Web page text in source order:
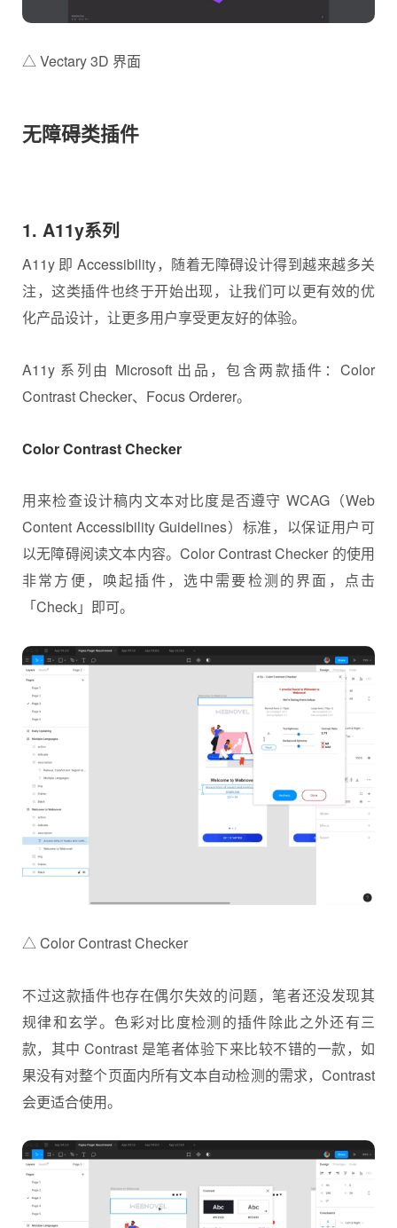
△ Vectary 3D 界面
无障碍类插件
1. A11y系列
A11y 即 Accessibility，随着无障碍设计得到越来越多关
注，这类插件也终于开始出现，让我们可以更有效的优
化产品设计，让更多用户享受更友好的体验。
A11y 系列由 Microsoft 出品，包含两款插件：Color
Contrast Checker、Focus Orderer。
Color Contrast Checker
用来检查设计稿内文本对比度是否遵守 WCAG（Web
Content Accessibility Guidelines）标准，以保证用户可
以无障碍阅读文本内容。Color Contrast Checker 的使用
非常方便，唤起插件，选中需要检测的界面，点击
「Check」即可。
△ Color Contrast Checker
不过这款插件也存在偶尔失效的问题，笔者还没发现其
规律和玄学。色彩对比度检测的插件除此之外还有三
款，其中 Contrast 是笔者体验下来比较不错的一款，如
果没有对整个页面内所有文本自动检测的需求，Contrast
会更适合使用。